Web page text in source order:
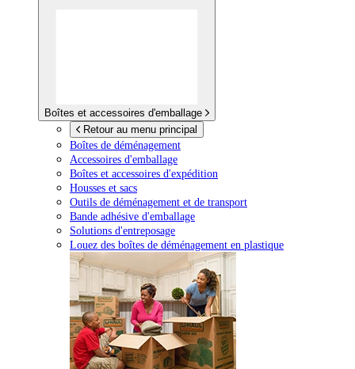
Boîtes et accessoires d'emballage
Retour au menu principal
Boîtes de déménagement
Accessoires d'emballage
Boîtes et accessoires d'expédition
Housses et sacs
Outils de déménagement et de transport
Bande adhésive d'emballage
Solutions d'entreposage
Louez des boîtes de déménagement en plastique